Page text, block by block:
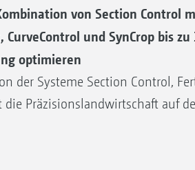
der Vereinzelungsscheibe,
von Section Control
und SynCrop bis zu
optimieren
der Systeme Section Control,
Präzisionslandwirtschaft auf
teilflächenspezifisch